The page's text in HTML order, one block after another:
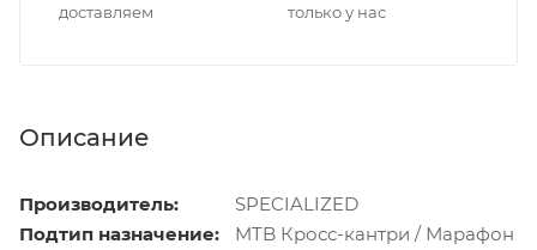
доставляем
только у нас
Описание
Производитель:
SPECIALIZED
Подтип назначение:
MTB Кросс-кантри / Марафон